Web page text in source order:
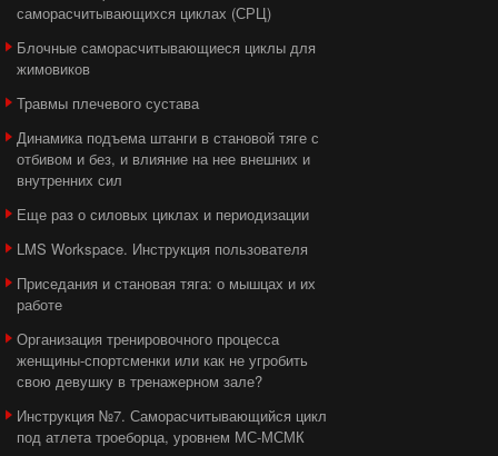
саморасчитывающихся циклах (СРЦ)
Блочные саморасчитывающиеся циклы для
жимовиков
Травмы плечевого сустава
Динамика подъема штанги в становой тяге с
отбивом и без, и влияние на нее внешних и
внутренних сил
Еще раз о силовых циклах и периодизации
LMS Workspace. Инструкция пользователя
Приседания и становая тяга: о мышцах и их
работе
Организация тренировочного процесса
женщины-спортсменки или как не угробить
свою девушку в тренажерном зале?
Инструкция №7. Саморасчитывающийся цикл
под атлета троеборца, уровнем МС-МСМК